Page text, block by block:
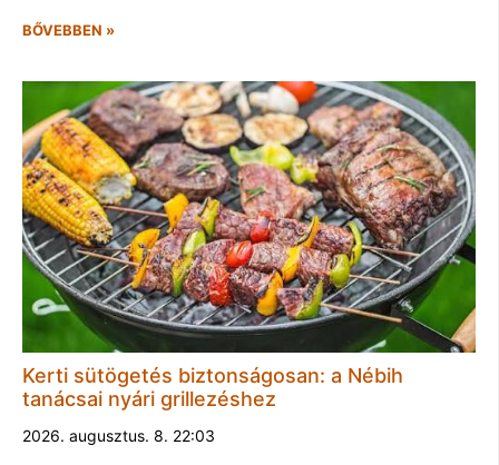
BŐVEBBEN »
Kerti sütögetés biztonságosan: a Nébih
tanácsai nyári grillezéshez
2026. augusztus. 8. 22:03